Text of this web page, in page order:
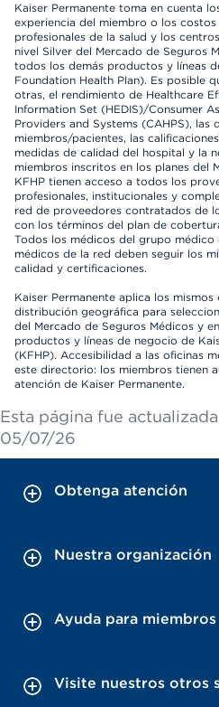
Kaiser Permanente toma en cuenta
experiencia del miembro o los
profesionales de la salud y los
nivel Silver del Mercado de Seguros
todos los demás productos y líneas
Foundation Health Plan). Es posible
otras, el rendimiento de Healthcare
Information Set (HEDIS)/Consumer
Providers and Systems (CAHPS), las
miembros/pacientes, las
medidas de calidad del hospital y la
miembros inscritos en los planes del
KFHP tienen acceso a todos los
profesionales, institucionales y
red de proveedores contratados de
con los términos del plan de
Todos los médicos del grupo médico
médicos de la red deben seguir los
calidad y certificaciones.
Kaiser Permanente aplica los
distribución geográfica para
del Mercado de Seguros Médicos y
productos y líneas de negocio de
(KFHP). Accesibilidad a las oficinas
este directorio: los miembros tienen
atención de Kaiser Permanente.
Esta página fue
05/07/26
Obtenga atención
Nuestra organización
Ayuda para miembros
Visite nuestros otros